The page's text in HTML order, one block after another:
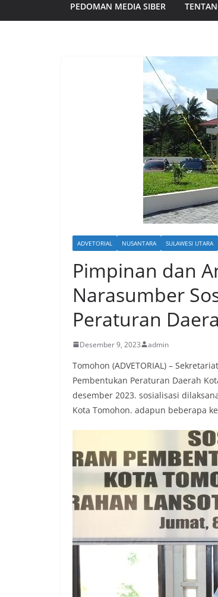
PEDOMAN MEDIA SIBER
ADVETORIAL NUSANTARA SULAWESI UTARA
Pimpinan dan
Narasumber
Peraturan
Desember 9, 2023 admin
Tomohon (ADVETORIAL) –
Pembentukan Peraturan Daerah
desember 2023. sosialisasi
Kota Tomohon. adapun beberapa